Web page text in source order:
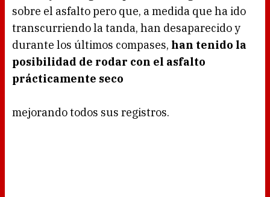
sobre el asfalto pero que, a medida que ha ido
transcurriendo la tanda, han desaparecido y
durante los últimos compases, han tenido la
posibilidad de rodar con el asfalto
prácticamente seco
mejorando todos sus registros.